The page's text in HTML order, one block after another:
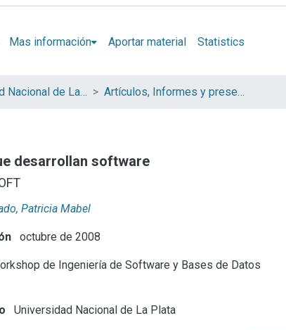
Mas información Aportar material Statistics
Universidad Nacional de La Plata (UNLP) Artículos, Informes y presentaciones en Congresos (UNLP)
desarrollan software
Patricia Mabel
octubre de 2008
de Ingeniería de Software y Bases de Datos
Universidad Nacional de La Plata